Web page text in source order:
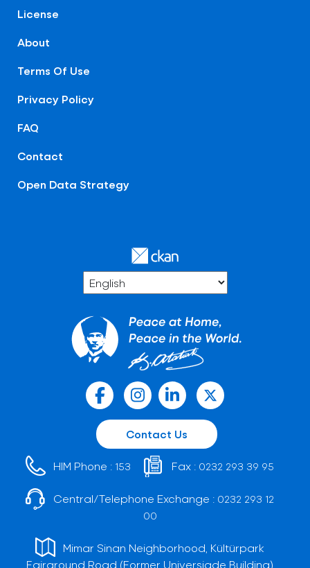
License
About
Terms Of Use
Privacy Policy
FAQ
Contact
Open Data Strategy
Contact Us
HIM Phone : 153 Fax : 0232 293 39 95
Central/Telephone Exchange : 0232 293 12
00
Mimar Sinan Neighborhood, Kültürpark
Fairground Road (Former Universiade Building)